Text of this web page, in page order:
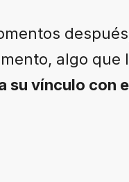
algo que
su vínculo con